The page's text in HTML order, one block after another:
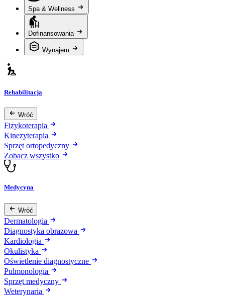
Spa & Wellness
Dofinansowania
Wynajem
Rehabilitacja
Wróć
Fizykoterapia
Kinezyterapia
Sprzęt ortopedyczny
Zobacz wszystko
Medycyna
Wróć
Dermatologia
Diagnostyka obrazowa
Kardiologia
Okulistyka
Oświetlenie diagnostyczne
Pulmonologia
Sprzęt medyczny
Weterynaria